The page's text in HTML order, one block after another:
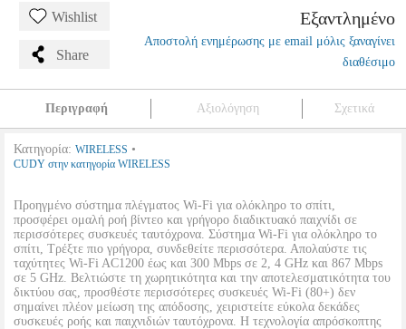
Wishlist
Share
Εξαντλημένο
Αποστολή ενημέρωσης με email μόλις ξαναγίνει
διαθέσιμο
Περιγραφή Αξιολόγηση Σχετικά
Κατηγορία: WIRELESS •
CUDY στην κατηγορία WIRELESS
Προηγμένο σύστημα πλέγματος Wi-Fi για ολόκληρο το σπίτι,
προσφέρει ομαλή ροή βίντεο και γρήγορο διαδικτυακό παιχνίδι σε
περισσότερες συσκευές ταυτόχρονα. Σύστημα Wi-Fi για ολόκληρο το
σπίτι, Τρέξτε πιο γρήγορα, συνδεθείτε περισσότερα. Απολαύστε τις
ταχύτητες Wi-Fi AC1200 έως και 300 Mbps σε 2, 4 GHz και 867 Mbps
σε 5 GHz. Βελτιώστε τη χωρητικότητα και την αποτελεσματικότητα του
δικτύου σας, προσθέστε περισσότερες συσκευές Wi-Fi (80+) δεν
σημαίνει πλέον μείωση της απόδοσης, χειριστείτε εύκολα δεκάδες
συσκευές ροής και παιχνιδιών ταυτόχρονα. Η τεχνολογία απρόσκοπτης